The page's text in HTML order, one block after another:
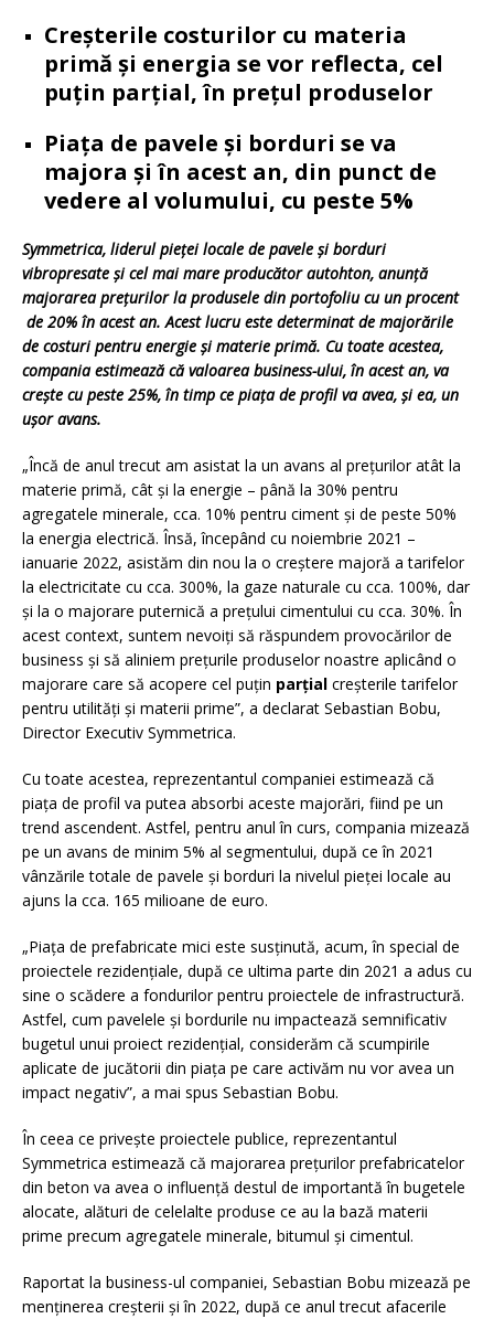
Creșterile costurilor cu materia
primă și energia se vor reflecta, cel
puțin parțial, în prețul produselor
Piața de pavele și borduri se va
majora și în acest an, din punct de
vedere al volumului, cu peste 5%
Symmetrica, liderul pieţei locale de pavele şi borduri
vibropresate şi cel mai mare producător autohton, anunță
majorarea prețurilor la produsele din portofoliu cu un procent
de 20% în acest an. Acest lucru este determinat de majorările
de costuri pentru energie și materie primă. Cu toate acestea,
compania estimează că valoarea business-ului, în acest an, va
crește cu peste 25%, în timp ce piața de profil va avea, și ea, un
ușor avans.
„Încă de anul trecut am asistat la un avans al prețurilor atât la
materie primă, cât și la energie – până la 30% pentru
agregatele minerale, cca. 10% pentru ciment și de peste 50%
la energia electrică. Însă, începând cu noiembrie 2021 –
ianuarie 2022, asistăm din nou la o creștere majoră a tarifelor
la electricitate cu cca. 300%, la gaze naturale cu cca. 100%, dar
și la o majorare puternică a prețului cimentului cu cca. 30%. În
acest context, suntem nevoiți să răspundem provocărilor de
business și să aliniem prețurile produselor noastre aplicând o
majorare care să acopere cel puțin parțial creșterile tarifelor
pentru utilități și materii prime”, a declarat Sebastian Bobu,
Director Executiv Symmetrica.
Cu toate acestea, reprezentantul companiei estimează că
piața de profil va putea absorbi aceste majorări, fiind pe un
trend ascendent. Astfel, pentru anul în curs, compania mizează
pe un avans de minim 5% al segmentului, după ce în 2021
vânzările totale de pavele și borduri la nivelul pieței locale au
ajuns la cca. 165 milioane de euro.
„Piața de prefabricate mici este susținută, acum, în special de
proiectele rezidențiale, după ce ultima parte din 2021 a adus cu
sine o scădere a fondurilor pentru proiectele de infrastructură.
Astfel, cum pavelele și bordurile nu impactează semnificativ
bugetul unui proiect rezidențial, considerăm că scumpirile
aplicate de jucătorii din piața pe care activăm nu vor avea un
impact negativ”, a mai spus Sebastian Bobu.
În ceea ce privește proiectele publice, reprezentantul
Symmetrica estimează că majorarea prețurilor prefabricatelor
din beton va avea o influență destul de importantă în bugetele
alocate, alături de celelalte produse ce au la bază materii
prime precum agregatele minerale, bitumul și cimentul.
Raportat la business-ul companiei, Sebastian Bobu mizează pe
menținerea creșterii și în 2022, după ce anul trecut afacerile